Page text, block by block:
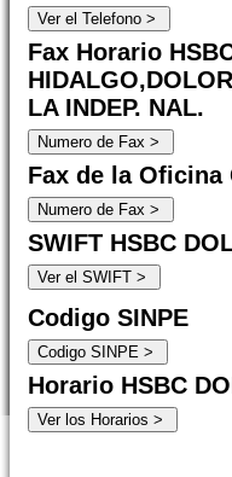
Fax Horario
LA INDEP. NAL.
Fax de la Oficina
SWIFT HSBC
Codigo SINPE
Horario HSBC